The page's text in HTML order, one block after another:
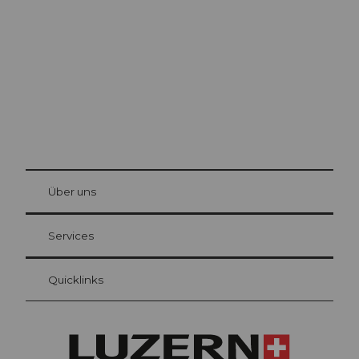
Gästekarte Luzern
Ihre Vorteile als Übernachtungsgast
at Bre
Über uns
Services
Quicklinks